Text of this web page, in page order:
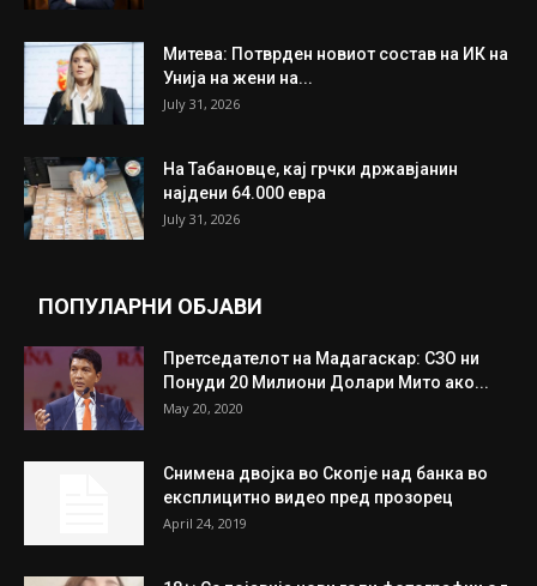
Митева: Потврден новиот состав на ИК на
Унија на жени на...
July 31, 2026
На Табановце, кај грчки државјанин
најдени 64.000 евра
July 31, 2026
ПОПУЛАРНИ ОБЈАВИ
Претседателот на Мадагаскар: СЗО ни
Понуди 20 Милиони Долари Мито ако...
May 20, 2020
Снимена двојка во Скопје над банка во
експлицитно видео пред прозорец
April 24, 2019